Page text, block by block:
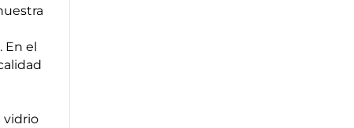
En el
vidrio